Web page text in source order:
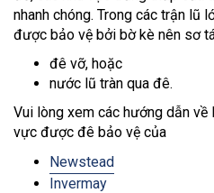
nhanh chóng. Trong các trận lũ
được bảo vệ bởi bờ kè nên sơ
đê vỡ, hoặc
nước lũ tràn qua đê.
Vui lòng xem các hướng dẫn
vực được đê bảo vệ của
Newstead
Invermay